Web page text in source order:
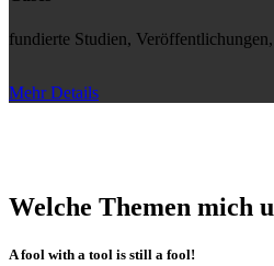
fundierte Studien,
Mehr Details
Welche Themen mich
A fool with a tool is still a fool!